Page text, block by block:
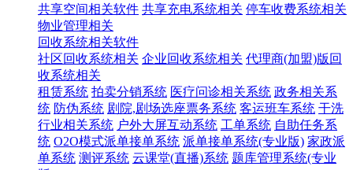
共享空间相关软件 共享充电系统相关 停车收费系统相关
物业管理相关
回收系统相关软件
社区回收系统相关 企业回收系统相关 代理商(加盟)版回
收系统相关
租赁系统 拍卖分销系统 医疗问诊相关系统 政务相关系
统 防伪系统 剧院,剧场选座票务系统 客运班车系统 干洗
行业相关系统 户外大屏互动系统 工单系统 自助任务系
统 O2O模式派单接单系统 派单接单系统(专业版) 家政派
单系统 测评系统 云课堂(直播)系统 题库管理系统(专业